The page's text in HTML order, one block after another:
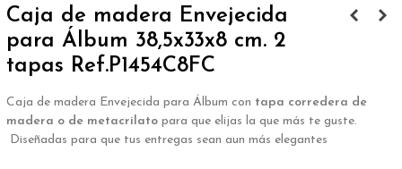
Caja de madera Envejecida
para Álbum 38,5x33x8 cm. 2
tapas Ref.P1454C8FC
Caja de madera Envejecida para Álbum con tapa corredera de
madera o de metacrilato para que elijas la que más te guste.
Diseñadas para que tus entregas sean aun más elegantes